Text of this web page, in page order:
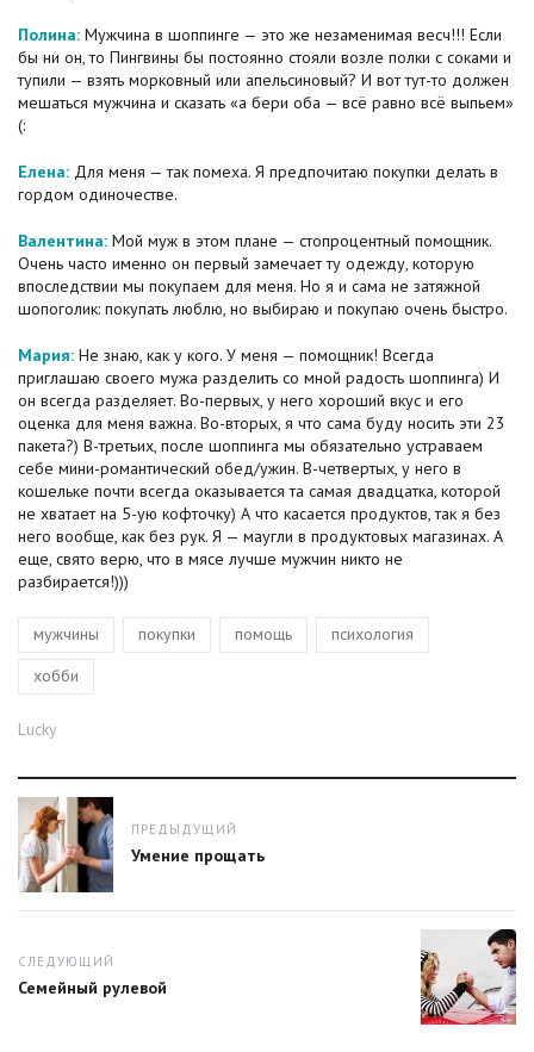
Полина: Мужчина в шоппинге — это же незаменимая весч!!! Если
бы ни он, то Пингвины бы постоянно стояли возле полки с соками и
тупили — взять морковный или апельсиновый? И вот тут-то должен
мешаться мужчина и сказать «а бери оба — всё равно всё выпьем»
(:
Елена: Для меня — так помеха. Я предпочитаю покупки делать в
гордом одиночестве.
Валентина: Мой муж в этом плане — стопроцентный помощник.
Очень часто именно он первый замечает ту одежду, которую
впоследствии мы покупаем для меня. Но я и сама не затяжной
шопоголик: покупать люблю, но выбираю и покупаю очень быстро.
Мария: Не знаю, как у кого. У меня — помощник! Всегда
приглашаю своего мужа разделить со мной радость шоппинга) И
он всегда разделяет. Во-первых, у него хороший вкус и его
оценка для меня важна. Во-вторых, я что сама буду носить эти 23
пакета?) В-третьих, после шоппинга мы обязательно устраваем
себе мини-романтический обед/ужин. В-четвертых, у него в
кошельке почти всегда оказывается та самая двадцатка, которой
не хватает на 5-ую кофточку) А что касается продуктов, так я без
него вообще, как без рук. Я — маугли в продуктовых магазинах. А
еще, свято верю, что в мясе лучше мужчин никто не
разбирается!)))
Теги
мужчины покупки помощь психология
хобби
Автор
Lucky
НавигацияПРЕДЫДУЩИЙ
Предыдущий
Умение прощать
СЛЕДУЮЩИЙ
Следующий
Семейный рулевой